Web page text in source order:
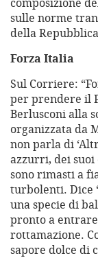
sulle norme
della
Forza Italia
Sul Corriere:
per prendere il
Berlusconi alla
organizzata da
non parla di
azzurri, dei
sono rimasti a
turbolenti. Dice
una specie di
pronto a
rottamazione.
sapore dolce di